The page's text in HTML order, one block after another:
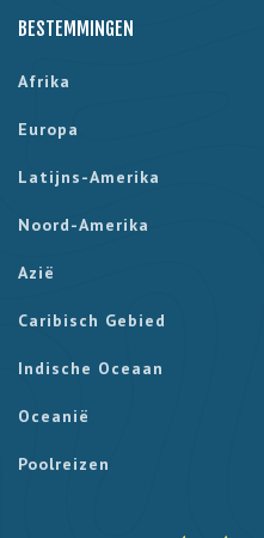
BESTEMMINGEN
Afrika
Europa
Latijns-Amerika
Noord-Amerika
Azië
Caribisch Gebied
Indische Oceaan
Oceanië
Poolreizen